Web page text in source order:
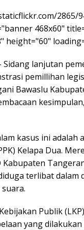
2865/
468x60"
height="60"
Sidang lanjutan
pemillihan
Bawaslu
kasus ini adalah
Kelapa Dua.
Kabupaten
terlibat dalam
Publik
yang